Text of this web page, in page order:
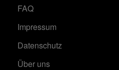
FAQ
Impressum
Datenschutz
Über uns